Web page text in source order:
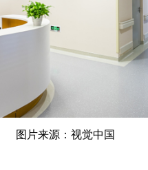
图片来源：视觉中国